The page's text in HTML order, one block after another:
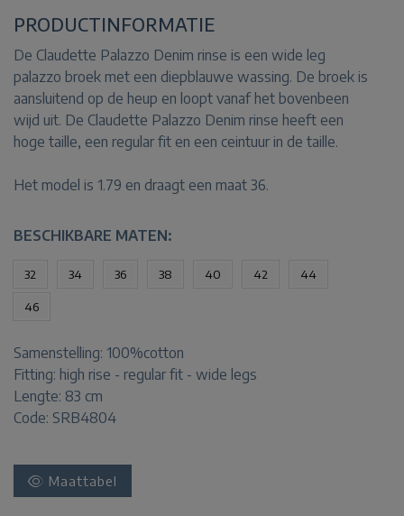
PRODUCTINFORMATIE
De Claudette Palazzo Denim rinse is een wide leg
palazzo broek met een diepblauwe wassing. De broek is
aansluitend op de heup en loopt vanaf het bovenbeen
wijd uit. De Claudette Palazzo Denim rinse heeft een
hoge taille, een regular fit en een ceintuur in de taille.
Het model is 1.79 en draagt een maat 36.
BESCHIKBARE MATEN:
32 34 36 38 40 42 44
46
Samenstelling: 100%cotton
Fitting: high rise - regular fit - wide legs
Lengte: 83 cm
Code: SRB4804
Maattabel